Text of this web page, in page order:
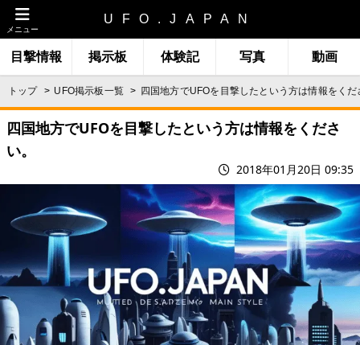
メニュー
UFO.JAPAN
目撃情報 掲示板 体験記 写真 動画
トップ UFO掲示板一覧 四国地方でUFOを目撃したという方は情報をくだ
四国地方でUFOを目撃したという方は情報をくださ
い。
2018年01月20日 09:35